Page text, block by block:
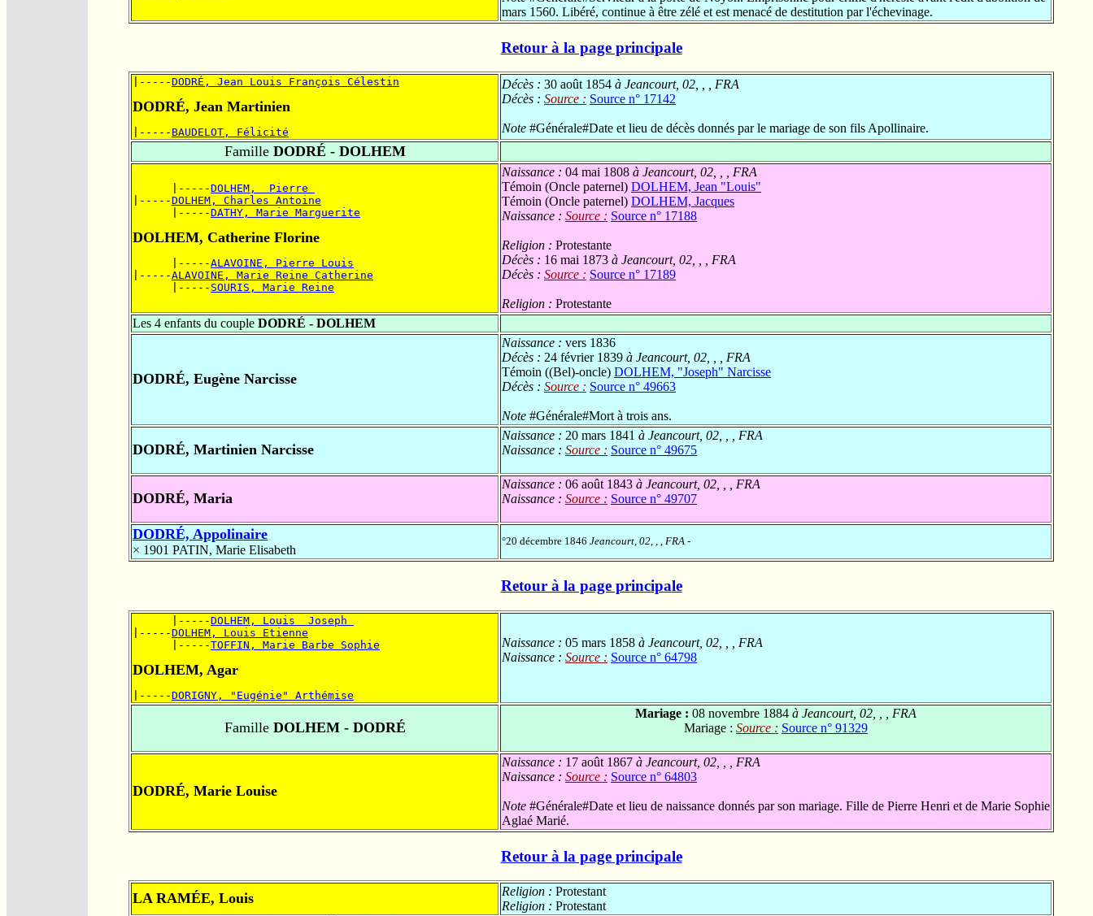
mars 1560. Libéré, continue à être zélé et est menacé de destitution par l'échevinage.
Retour à la page principale
|-----DODRÉ, Jean Louis François Célestin
DODRÉ, Jean Martinien
|----- BAUDELOT, Félicité
Décès : 30 août 1854 à Jeancourt, 02, , , FRA
Décès : Source : Source n° 17142
Note #Générale#Date et lieu de décès donnés par le mariage de son fils Apollinaire.
FamilleDODRÉ - DOLHEM
      |-----
DOLHEM,  Pierre
|-----DOLHEM, Charles Antoine
      |-----
DATHY, Marie Marguerite
DOLHEM, Catherine Florine
      |-----
ALAVOINE, Pierre Louis
|-----ALAVOINE, Marie Reine Catherine
      |-----
SOURIS, Marie Reine
Naissance : 04 mai 1808 à Jeancourt, 02, , , FRA
Témoin (Oncle paternel) DOLHEM, Jean "Louis"
Témoin (Oncle paternel) DOLHEM, Jacques
Naissance : Source : Source n° 17188
Religion : Protestante
Décès : 16 mai 1873 à Jeancourt, 02, , , FRA
Décès : Source : Source n° 17189
Religion : Protestante
Les 4 enfants du couple DODRÉ - DOLHEM
DODRÉ, Eugène Narcisse
Naissance : vers 1836
Décès : 24 février 1839 à Jeancourt, 02, , , FRA
Témoin ((Bel)-oncle) DOLHEM, "Joseph" Narcisse
Décès : Source : Source n° 49663
Note #Générale#Mort à trois ans.
DODRÉ, Martinien Narcisse
Naissance : 20 mars 1841 à Jeancourt, 02, , , FRA
Naissance : Source : Source n° 49675
DODRÉ, Maria
Naissance : 06 août 1843 à Jeancourt, 02, , , FRA
Naissance : Source : Source n° 49707
DODRÉ, Appolinaire
× 1901 PATIN, Marie Elisabeth
°20 décembre 1846 Jeancourt, 02, , , FRA -
Retour à la page principale
      |-----
DOLHEM, Louis  Joseph
|-----DOLHEM, Louis Etienne
      |-----
TOFFIN, Marie Barbe Sophie
DOLHEM, Agar
|-----DORIGNY, "Eugénie" Arthémise
Naissance : 05 mars 1858 à Jeancourt, 02, , , FRA
Naissance : Source : Source n° 64798
FamilleDOLHEM - DODRÉ
Mariage : 08 novembre 1884 à Jeancourt, 02, , , FRA
Mariage : Source : Source n° 91329
DODRÉ, Marie Louise
Naissance : 17 août 1867 à Jeancourt, 02, , , FRA
Naissance : Source : Source n° 64803
Note #Générale#Date et lieu de naissance donnés par son mariage. Fille de Pierre Henri et de Marie Sophie
Aglaé Marié.
Retour à la page principale
LA RAMÉE, Louis Religion : Protestant
Religion : Protestant